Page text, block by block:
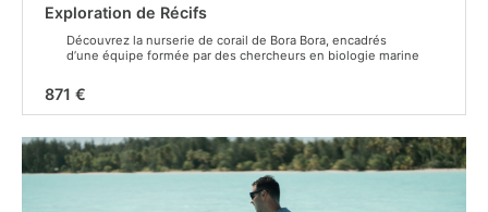
Exploration de Récifs
Découvrez la nurserie de corail de Bora Bora, encadrés
d’une équipe formée par des chercheurs en biologie marine
871 €